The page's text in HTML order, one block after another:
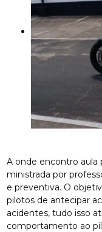
A onde encontro aula
ministrada por
e preventiva. O
pilotos de antecipar
acidentes, tudo isso
comportamento ao